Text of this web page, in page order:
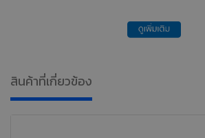
สินค้าที่เกี่ยวข้อง